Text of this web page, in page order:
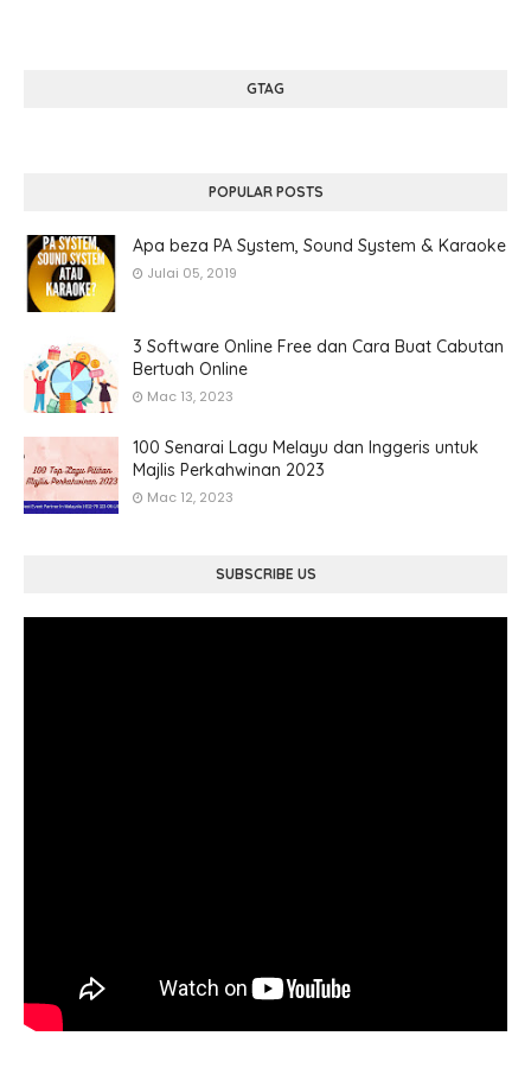
GTAG
POPULAR POSTS
Apa beza PA System, Sound System & Karaoke
Julai 05, 2019
3 Software Online Free dan Cara Buat Cabutan
Bertuah Online
Mac 13, 2023
100 Senarai Lagu Melayu dan Inggeris untuk
Majlis Perkahwinan 2023
Mac 12, 2023
SUBSCRIBE US